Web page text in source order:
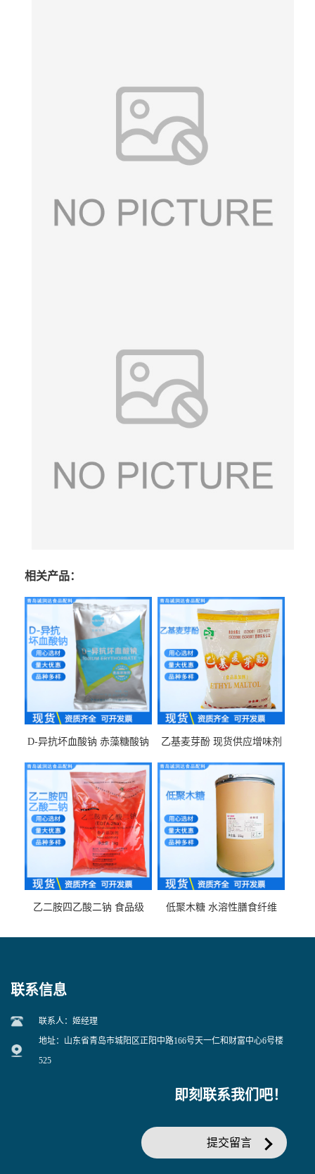
相关产品：
D-异抗坏血酸钠 赤藻糖酸钠
乙基麦芽酚 现货供应增味剂
乙二胺四乙酸二钠 食品级
低聚木糖 水溶性膳食纤维
联系信息
联系人：姬经理
地址：山东省青岛市城阳区正阳中路166号天一仁和财富中心6号楼
525
即刻联系我们吧！
提交留言